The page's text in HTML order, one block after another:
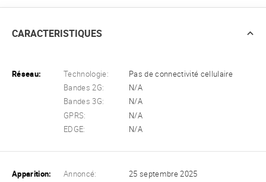
CARACTERISTIQUES
Réseau: Technologie:
Pas de connectivité cellulaire
Bandes 2G:
N/A
Bandes 3G:
N/A
GPRS:
N/A
EDGE:
N/A
Apparition: Annoncé:
25 septembre 2025